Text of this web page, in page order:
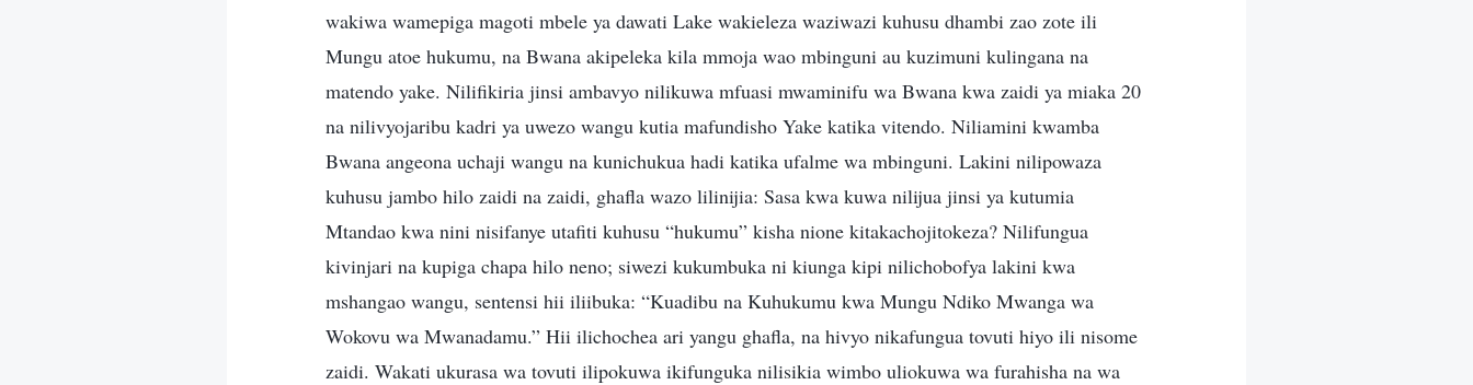
wakiwa wamepiga magoti mbele ya dawati Lake wakieleza waziwazi kuhusu dhambi zao zote ili
Mungu atoe hukumu, na Bwana akipeleka kila mmoja wao mbinguni au kuzimuni kulingana na
matendo yake. Nilifikiria jinsi ambavyo nilikuwa mfuasi mwaminifu wa Bwana kwa zaidi ya miaka 20
na nilivyojaribu kadri ya uwezo wangu kutia mafundisho Yake katika vitendo. Niliamini kwamba
Bwana angeona uchaji wangu na kunichukua hadi katika ufalme wa mbinguni. Lakini nilipowaza
kuhusu jambo hilo zaidi na zaidi, ghafla wazo lilinijia: Sasa kwa kuwa nilijua jinsi ya kutumia
Mtandao kwa nini nisifanye utafiti kuhusu “hukumu” kisha nione kitakachojitokeza? Nilifungua
kivinjari na kupiga chapa hilo neno; siwezi kukumbuka ni kiunga kipi nilichobofya lakini kwa
mshangao wangu, sentensi hii iliibuka: “Kuadibu na Kuhukumu kwa Mungu Ndiko Mwanga wa
Wokovu wa Mwanadamu.” Hii ilichochea ari yangu ghafla, na hivyo nikafungua tovuti hiyo ili nisome
zaidi. Wakati ukurasa wa tovuti ilipokuwa ikifunguka nilisikia wimbo uliokuwa wa furahisha na wa